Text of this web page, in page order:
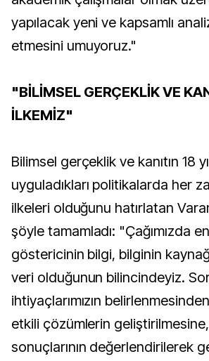
yapılacak yeni ve kapsamlı
etmesini umuyoruz."
"BİLİMSEL GERÇEKLİK VE
İLKEMİZ"
Bilimsel gerçeklik ve kanıtın 18
uyguladıkları politikalarda her
ilkeleri olduğunu hatırlatan
şöyle tamamladı: "Çağımızda
göstericinin bilgi, bilginin
veri olduğunun bilincindeyiz.
ihtiyaçlarımızın
etkili çözümlerin
sonuçlarının değerlendirilerek